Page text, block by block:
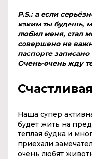
P.S.: а если
каким ты будешь,
любил меня, стал
совершено не
паспорте
Очень-очень жду
Наша супер
будет жить на
тёплая будка и
приехали
очень любят